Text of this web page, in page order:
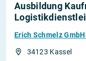
Ausbildung
Erich Schmelz GmbH
34123 Kassel